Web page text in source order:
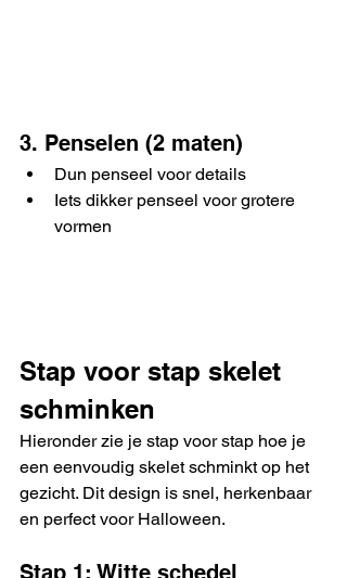
3. Penselen (2 maten)
Dun penseel voor details
Iets dikker penseel voor grotere
vormen
Stap voor stap skelet
schminken
Hieronder zie je stap voor stap hoe je
een eenvoudig skelet schminkt op het
gezicht. Dit design is snel, herkenbaar
en perfect voor Halloween.
Stap 1: Witte schedel